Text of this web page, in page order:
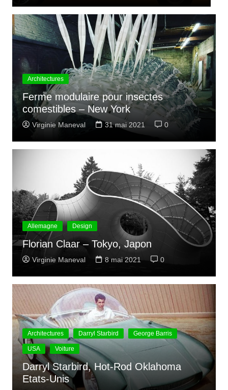
Architectures
Ferme modulaire pour insectes
comestibles – New York
Virginie Maneval 31 mai 2021 0
Allemagne Design
Florian Claar – Tokyo, Japon
Virginie Maneval 8 mai 2021 0
Architectures Darryl Starbird George Barris
USA Voiture
Darryl Starbird, Hot-Rod Oklahoma
Etats-Unis